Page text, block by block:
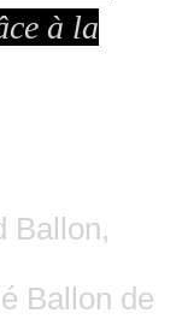
à la
Ballon,
de